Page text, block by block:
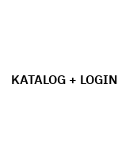
KATALOG + LOGIN